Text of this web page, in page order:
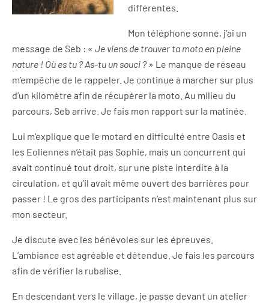
différentes.
Mon téléphone sonne, j’ai un
message de Seb : « Je viens de trouver ta moto en pleine
nature ! Où es tu ? As-tu un souci ?» Le manque de réseau
m’empêche de le rappeler. Je continue à marcher sur plus
d’un kilomètre afin de récupérer la moto. Au milieu du
parcours, Seb arrive. Je fais mon rapport sur la matinée.
Lui m’explique que le motard en difficulté entre Oasis et
les Eoliennes n’était pas Sophie, mais un concurrent qui
avait continué tout droit, sur une piste interdite à la
circulation, et qu’il avait même ouvert des barrières pour
passer ! Le gros des participants n’est maintenant plus sur
mon secteur.
Je discute avec les bénévoles sur les épreuves.
L’ambiance est agréable et détendue. Je fais les parcours
afin de vérifier la rubalise.
En descendant vers le village, je passe devant un atelier